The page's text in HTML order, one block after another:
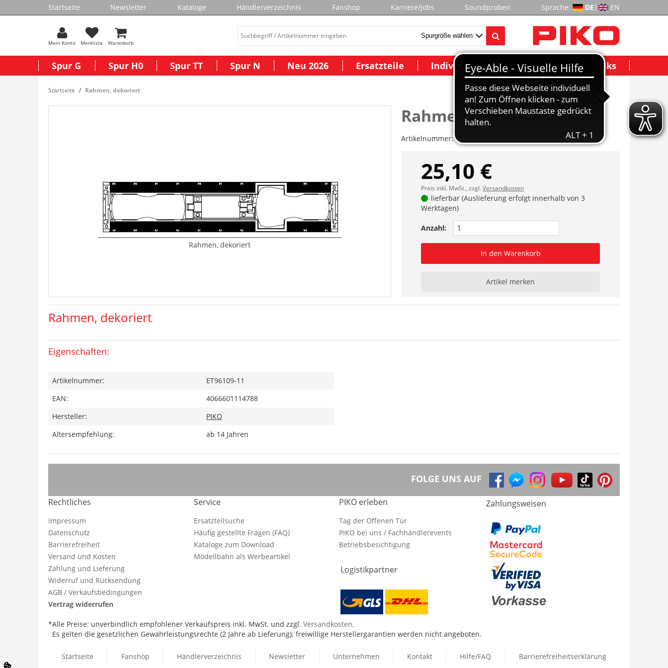
Startseite Newsletter Kataloge Händlerverzeichnis Fanshop Karriere/Jobs Soundproben Sprache: DE | EN
Mein Konto Merkliste Warenkorb
Spur G Spur H0 Spur TT Spur N Neu 2026 Ersatzteile Individuelle Modelle Wichtige Links
Startseite Rahmen, dekoriert
Rahmen, dekoriert
Rahmen, dekoriert
Artikelnummer:ET96109-11
25,10 €
Preis inkl. MwSt., zzgl.Versandkosten
lieferbar (Auslieferung erfolgt innerhalb von 3
Werktagen)
Anzahl:
In den Warenkorb
Artikel merken
Rahmen, dekoriert
Eigenschaften:
Artikelnummer:
ET96109-11
EAN:
4066601114788
Hersteller:
PIKO
Altersempfehlung:
ab 14 Jahren
FOLGE UNS AUF
Rechtliches
Impressum
Datenschutz
Barrierefreiheit
Versand und Kosten
Zahlung und Lieferung
Widerruf und Rücksendung
AGB / Verkaufsbedingungen
Vertrag widerrufen
Service
Ersatzteilsuche
Häufig gestellte Fragen (FAQ)
Kataloge zum Download
Modellbahn als Werbeartikel
PIKO erleben
Tag der Offenen Tür
PIKO bei uns / Fachhändlerevents
Betriebsbesichtigung
Logistikpartner
Zahlungsweisen
*Alle Preise: unverbindlich empfohlener Verkaufspreis inkl. MwSt. und zzgl. Versandkosten.
Es gelten die gesetzlichen Gewährleistungsrechte (2 Jahre ab Lieferung); freiwillige Herstellergarantien werden nicht angeboten.
Startseite Fanshop Händlerverzeichnis Newsletter Unternehmen Kontakt Hilfe/FAQ Barrierefreiheitserklärung